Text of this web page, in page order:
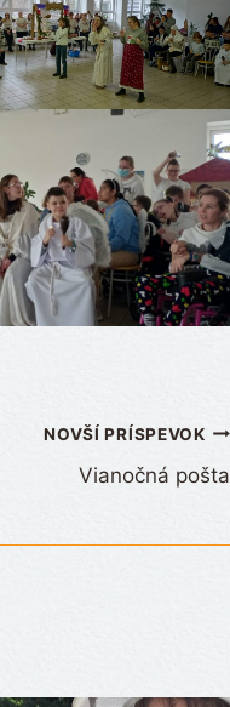
NOVŠÍ PRÍSPEVOK
Vianočná pošta